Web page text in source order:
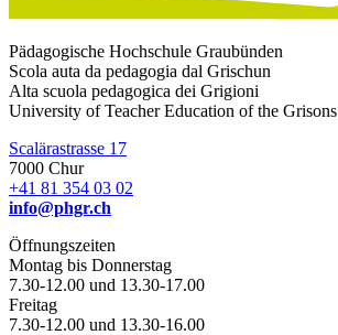
Pädagogische Hochschule Graubünden
Scola auta da pedagogia dal Grischun
Alta scuola pedagogica dei Grigioni
University of Teacher Education of the Grisons
Scalärastrasse 17
7000 Chur
+41 81 354 03 02
info@phgr.ch
Öffnungszeiten
Montag bis Donnerstag
7.30-12.00 und 13.30-17.00
Freitag
7.30-12.00 und 13.30-16.00